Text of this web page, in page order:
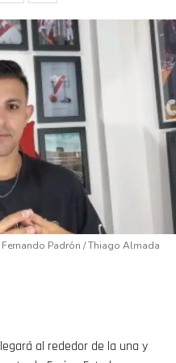
Fernando Padrón / Thiago Almada
al rededor de la una y